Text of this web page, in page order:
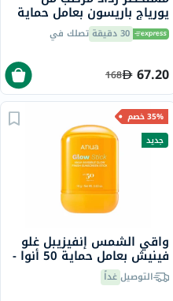
يورياج باريسون بعامل حماية
من الشمس 50+، للبشرة
الحساسة - 200 مل
30 دقيقة تصلك في
67.20
168
35% خصم
جديد
واقي الشمس إنفيزيبل غلو
فينيش بعامل حماية 50 أنوا -
18 جرامالتوصيلغداً